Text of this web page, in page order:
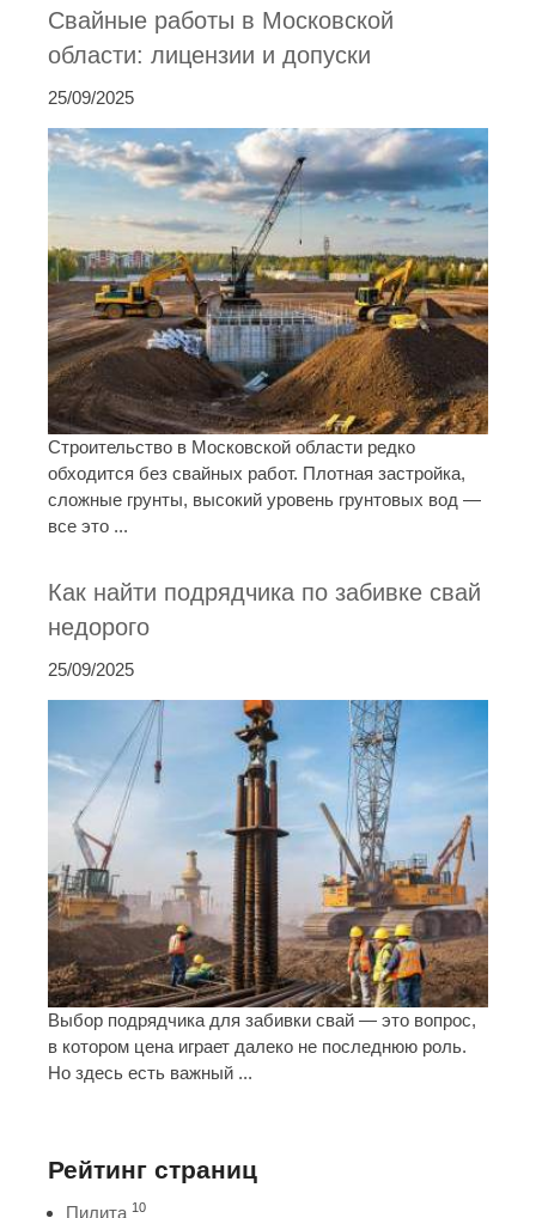
Свайные работы в Московской
области: лицензии и допуски
25/09/2025
Строительство в Московской области редко
обходится без свайных работ. Плотная застройка,
сложные грунты, высокий уровень грунтовых вод —
все это ...
Как найти подрядчика по забивке свай
недорого
25/09/2025
Выбор подрядчика для забивки свай — это вопрос,
в котором цена играет далеко не последнюю роль.
Но здесь есть важный ...
Рейтинг страниц
Пилита 10